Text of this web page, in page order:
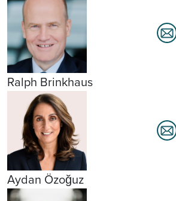
Ralph Brinkhaus
Aydan Özoğuz